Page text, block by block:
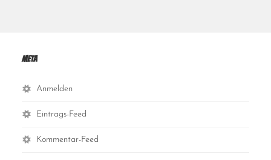
Meta
Anmelden
Eintrags-Feed
Kommentar-Feed